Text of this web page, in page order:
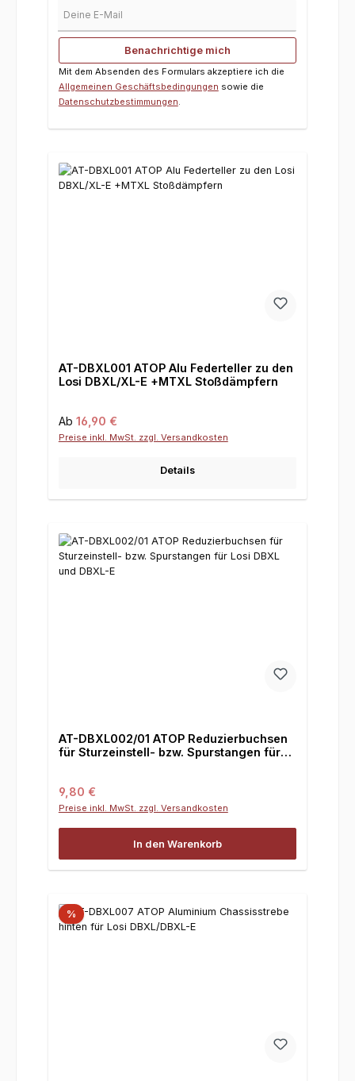
Benachrichtige mich
Mit dem Absenden des Formulars akzeptiere ich die
Allgemeinen Geschäftsbedingungen sowie die
Datenschutzbestimmungen.
AT-DBXL001 ATOP Alu Federteller zu den
Losi DBXL/XL-E +MTXL Stoßdämpfern
Regulärer Preis:
Ab 16,90 €
Preise inkl. MwSt. zzgl. Versandkosten
Details
AT-DBXL002/01 ATOP Reduzierbuchsen
für Sturzeinstell- bzw. Spurstangen für
Regulärer Preis:
9,80 €
Preise inkl. MwSt. zzgl. Versandkosten
In den Warenkorb
%